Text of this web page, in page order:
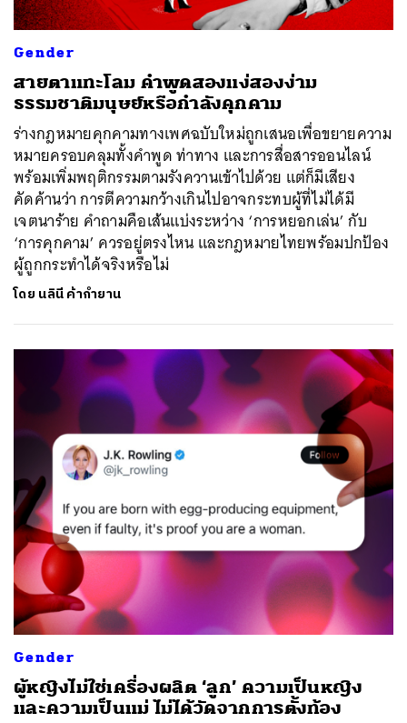
Gender
สายตาแทะโลม คำพูดสองแง่สองง่าม
ธรรมชาติมนุษย์หรือกำลังคุกคาม
ร่างกฎหมายคุกคามทางเพศฉบับใหม่ถูกเสนอเพื่อขยายความ
หมายครอบคลุมทั้งคำพูด ท่าทาง และการสื่อสารออนไลน์
พร้อมเพิ่มพฤติกรรมตามรังควานเข้าไปด้วย แต่ก็มีเสียง
คัดค้านว่า การตีความกว้างเกินไปอาจกระทบผู้ที่ไม่ได้มี
เจตนาร้าย คำถามคือเส้นแบ่งระหว่าง ‘การหยอกเล่น’ กับ
‘การคุกคาม’ ควรอยู่ตรงไหน และกฎหมายไทยพร้อมปกป้อง
ผู้ถูกกระทำได้จริงหรือไม่
โดย นลินี ค้ากำยาน
Gender
ผู้หญิงไม่ใช่เครื่องผลิต ‘ลูก’ ความเป็นหญิง
และความเป็นแม่ ไม่ได้วัดจากการตั้งท้อง